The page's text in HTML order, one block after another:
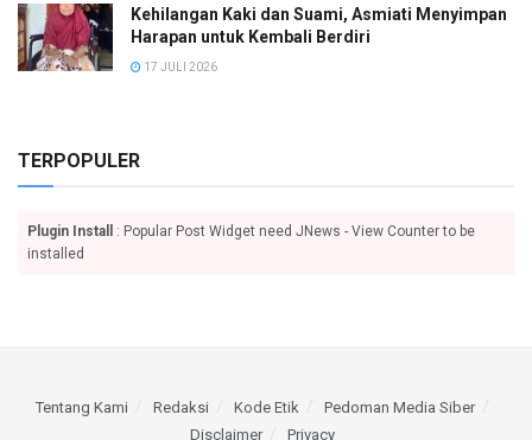
Kehilangan Kaki dan Suami, Asmiati Menyimpan
Harapan untuk Kembali Berdiri
17 JULI 2026
TERPOPULER
Plugin Install
: Popular Post Widget need JNews - View Counter to be
installed
Tentang Kami Redaksi Kode Etik
Pedoman Media Siber
Disclaimer
Privacy